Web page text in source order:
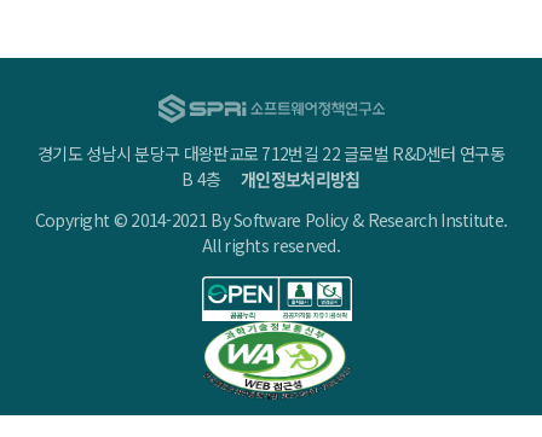
경기도 성남시 분당구 대왕판교로 712번길 22 글로벌 R&D센터 연구동
B 4층개인정보처리방침
Copyright © 2014-2021 By Software Policy & Research Institute.
All rights reserved.